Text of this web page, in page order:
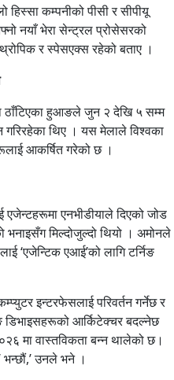
कम्पनीको पीसी र सीपीयू
नयाँ भेरा सेन्ट्रल प्रोसेसरको
र स्पेसएक्स रहेको बताए ।
ठाँटिएका हुआङले जुन २ देखि ५ सम्म
थिए । यस मेलाले विश्वका
आकर्षित गरेको छ ।
एजेन्टहरूमा एनभीडीयाले दिएको जोड
मिल्दोजुल्दो थियो । अमोनले
‘एजेन्टिक एआई’को लागि टर्निङ
इन्टरफेसलाई परिवर्तन गर्नेछ र
डिभाइसहरूको आर्किटेक्चर बदल्नेछ
मा वास्तविकता बन्न थालेको छ।
भन्छौं,’ उनले भने ।